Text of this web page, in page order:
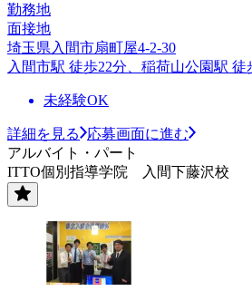
勤務地
面接地
埼玉県入間市扇町屋4-2-30
入間市駅 徒歩22分、稲荷山公園駅 徒
未経験OK
詳細を見る
応募画面に進む
アルバイト・パート
ITTO個別指導学院 入間下藤沢校